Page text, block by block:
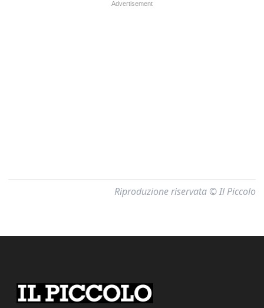
Riproduzione riservata © Il Piccolo